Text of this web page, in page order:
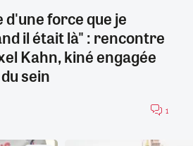
d'une force que je
il était là" : rencontre
Kahn, kiné engagée
sein
1